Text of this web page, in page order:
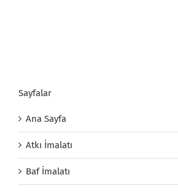
Sayfalar
Ana Sayfa
Atkı İmalatı
Baf İmalatı